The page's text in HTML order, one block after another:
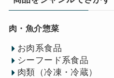
肉・魚介惣菜
お肉系食品
シーフード系食品
肉類（冷凍・冷蔵）